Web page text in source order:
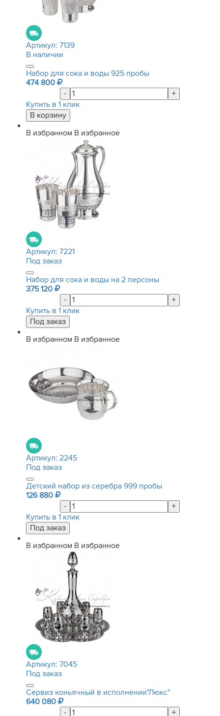
Артикул: 7139
В наличии
Набор для сока и воды 925 пробы
474 800
-
+
Купить в 1 клик
В избранном В избранное
Артикул: 7221
Под заказ
Набор для сока и воды на 2 персоны
375 120
-
+
Купить в 1 клик
В избранном В избранное
Артикул: 2245
Под заказ
Детский набор из серебра 999 пробы
126 880
-
+
Купить в 1 клик
В избранном В избранное
Артикул: 7045
Под заказ
Сервиз коньячный в исполнении"Люкс"
640 080
-
+